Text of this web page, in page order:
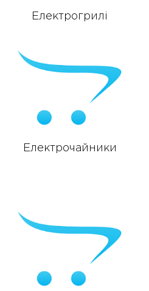
Електрогрилі
Електрочайники